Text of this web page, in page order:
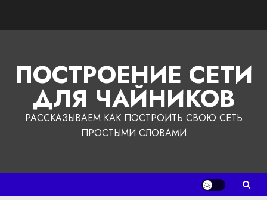
ПОСТРОЕНИЕ СЕТИ
ДЛЯ ЧАЙНИКОВ
РАССКАЗЫВАЕМ КАК ПОСТРОИТЬ СВОЮ СЕТЬ
ПРОСТЫМИ СЛОВАМИ